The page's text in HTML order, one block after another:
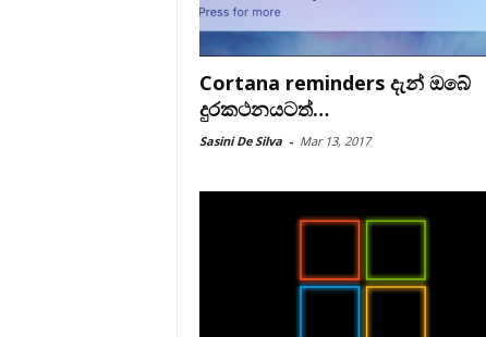
Cortana reminders දැන් ඔබේ
දුරකථනයටත්…
Sasini De Silva - Mar 13, 2017